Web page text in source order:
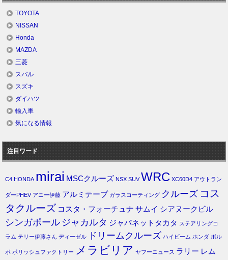
TOYOTA
NISSAN
Honda
MAZDA
三菱
スバル
スズキ
ダイハツ
輸入車
気になる情報
注目ワード
C4 HONDA mirai MSCクルーズ NSX SUV WRC XC60D4 アウトラン
ダーPHEV アニー伊藤 アルミテープ ガラスコーティング クルーズ コス
タクルーズ コスタ・フォーチュナ サムイ シアヌークビル
シンガポール ジャカルタ ジャパネットタカタ ステアリングコ
ラム テリー伊藤さん ディーゼル ドリームクルーズ ハイビーム ホンダ ボル
ボ ポリッシュファクトリー メラビリア ヤフーニュース ラリー レム